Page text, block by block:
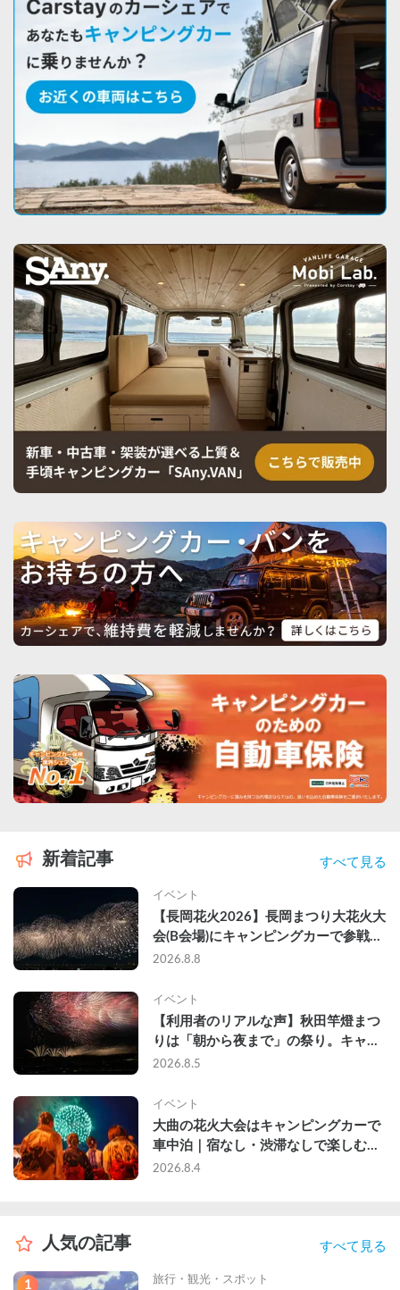
新着記事 すべて見る
イベント
【長岡花火2026】長岡まつり大花火大
会(B会場)にキャンピングカーで参戦し
て、長岡駅前で車中泊してきた
2026.8.8
イベント
【利用者のリアルな声】秋田竿燈まつ
りは「朝から夜まで」の祭り。キャン
ピングカーで行った2組の記録
2026.8.5
イベント
大曲の花火大会はキャンピングカーで
車中泊｜宿なし・渋滞なしで楽しむ
2026年完全ガイド
2026.8.4
人気の記事 すべて見る
1 旅行・観光・スポット